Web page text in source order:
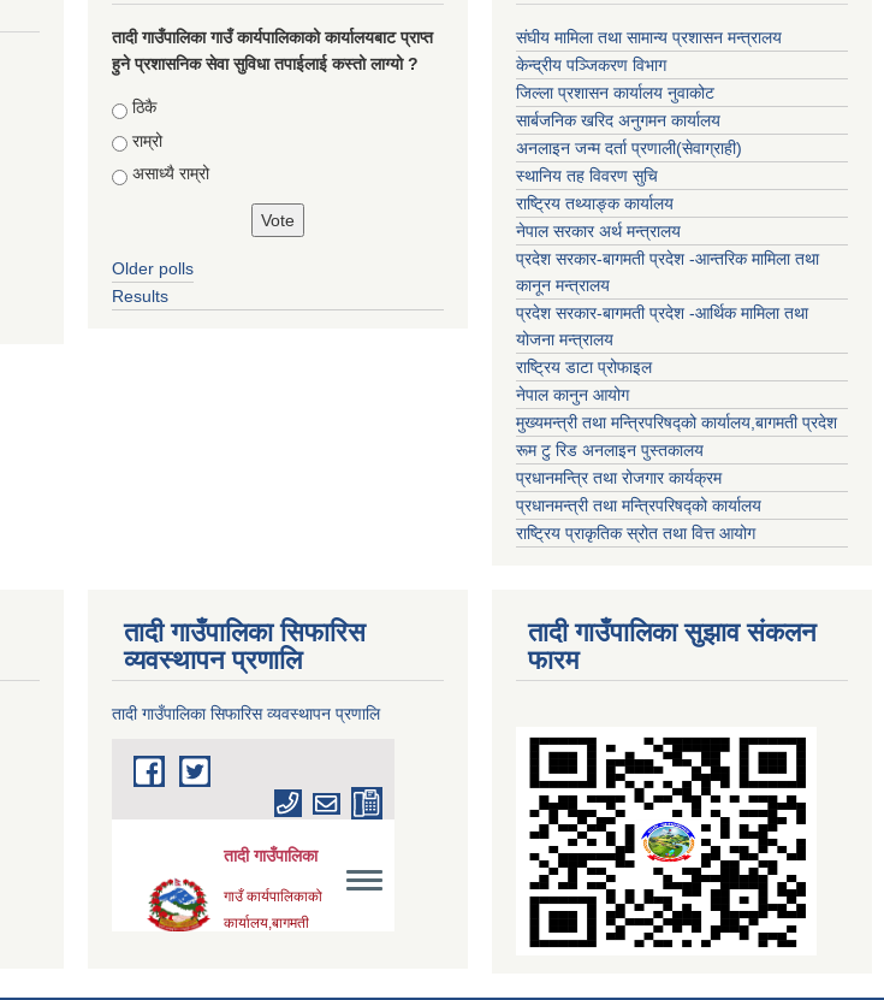
तादी गाउँपालिका गाउँ कार्यपालिकाको कार्यालयबाट प्राप्त
हुने प्रशासनिक सेवा सुविधा तपाईलाई कस्तो लाग्यो ?
Choices
ठिकै
राम्रो
असाध्यै राम्रो
Older polls
Results
संघीय मामिला तथा सामान्य प्रशासन मन्त्रालय
केन्द्रीय पञ्जिकरण विभाग
जिल्ला प्रशासन कार्यालय नुवाकोट
सार्बजनिक खरिद अनुगमन कार्यालय
अनलाइन जन्म दर्ता प्रणाली(सेवाग्राही)
स्थानिय तह विवरण सुचि
राष्ट्रिय तथ्याङ्क कार्यालय
नेपाल सरकार अर्थ मन्त्रालय
प्रदेश सरकार-बागमती प्रदेश -आन्तरिक मामिला तथा
कानून मन्त्रालय
प्रदेश सरकार-बागमती प्रदेश -आर्थिक मामिला तथा
योजना मन्त्रालय
राष्ट्रिय डाटा प्रोफाइल
नेपाल कानुन आयोग
मुख्यमन्त्री तथा मन्त्रिपरिषद्को कार्यालय,बागमती प्रदेश
रूम टु रिड अनलाइन पुस्तकालय
प्रधानमन्त्रि तथा रोजगार कार्यक्रम
प्रधानमन्त्री तथा मन्त्रिपरिषद्को कार्यालय
राष्ट्रिय प्राकृतिक स्रोत तथा वित्त आयोग
तादी गाउँपालिका सिफारिस
व्यवस्थापन प्रणालि
तादी गाउँपालिका सिफारिस व्यवस्थापन प्रणालि
तादी गाउँपालिका सुझाव संकलन
फारम